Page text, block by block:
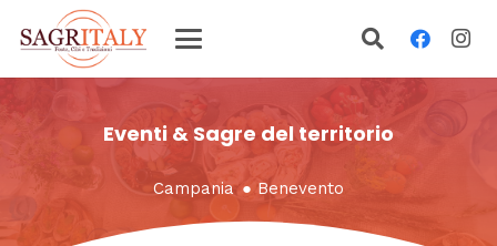
Eventi & Sagre del territorio
Campania ●Benevento